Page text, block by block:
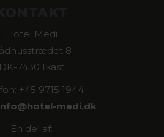
Hotel Medi
8
DK-7430 Ikast
+45 9715 1944
hotel-medi.dk
En del af: